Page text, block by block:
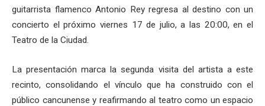
guitarrista flamenco Antonio Rey regresa al destino con un
concierto el próximo viernes 17 de julio, a las 20:00, en el
Teatro de la Ciudad.
La presentación marca la segunda visita del artista a este
recinto, consolidando el vínculo que ha construido con el
público cancunense y reafirmando al teatro como un espacio